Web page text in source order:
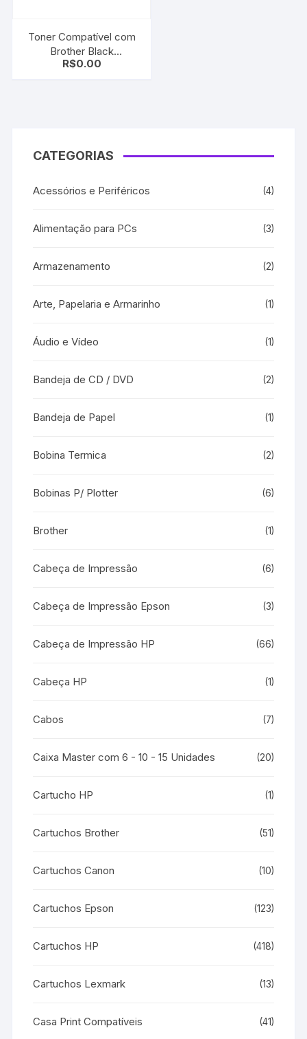
Toner Compatível com
Brother Black
TN3472/3442
R$0.00
CATEGORIAS
Acessórios e Periféricos (4)
Alimentação para PCs (3)
Armazenamento (2)
Arte, Papelaria e Armarinho (1)
Áudio e Vídeo (1)
Bandeja de CD / DVD (2)
Bandeja de Papel (1)
Bobina Termica (2)
Bobinas P/ Plotter (6)
Brother (1)
Cabeça de Impressão (6)
Cabeça de Impressão Epson (3)
Cabeça de Impressão HP (66)
Cabeça HP (1)
Cabos (7)
Caixa Master com 6 - 10 - 15 Unidades (20)
Cartucho HP (1)
Cartuchos Brother (51)
Cartuchos Canon (10)
Cartuchos Epson (123)
Cartuchos HP (418)
Cartuchos Lexmark (13)
Casa Print Compatíveis (41)